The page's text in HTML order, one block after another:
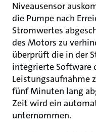
Niveausensor
die Pumpe nach
Stromwertes
des Motors zu
überprüft die in der
integrierte Software
Leistungsaufnahme
fünf Minuten lang
Zeit wird ein
unternommen.